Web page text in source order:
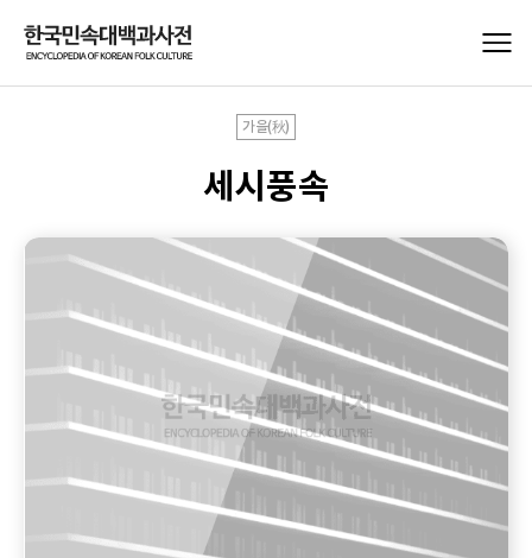
가을(秋)
세시풍속